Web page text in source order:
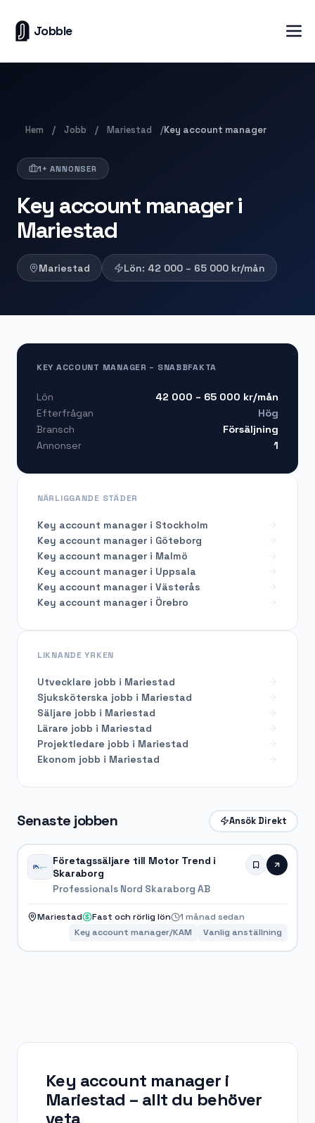
Jobble
Hem / Jobb / Mariestad /Key account manager
1+ ANNONSER
Key account manager i
Mariestad
Mariestad Lön: 42 000 – 65 000 kr/mån
Senaste jobben Ansök Direkt
Företagssäljare till Motor Trend i
Skaraborg
Professionals Nord Skaraborg AB
Mariestad Fast och rörlig lön
1 månad sedan
Key account manager/KAM
Vanlig anställning
KEY ACCOUNT MANAGER – SNABBFAKTA
Lön 42 000 – 65 000 kr/mån
Efterfrågan
Hög
Bransch
Försäljning
Annonser
1
NÄRLIGGANDE STÄDER
Key account manager i Stockholm
Key account manager i Göteborg
Key account manager i Malmö
Key account manager i Uppsala
Key account manager i Västerås
Key account manager i Örebro
LIKNANDE YRKEN
Utvecklare jobb i Mariestad
Sjuksköterska jobb i Mariestad
Säljare jobb i Mariestad
Lärare jobb i Mariestad
Projektledare jobb i Mariestad
Ekonom jobb i Mariestad
Key account manager i
Mariestad – allt du behöver
veta